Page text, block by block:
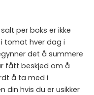
per boks er ikke
tomat hver dag i
det å summere
fått beskjed om å
å ta med i
din hvis du er usikker